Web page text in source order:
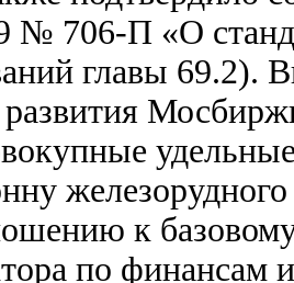
№ 706-П «О
главы 69.2).
развития
к
по финансам